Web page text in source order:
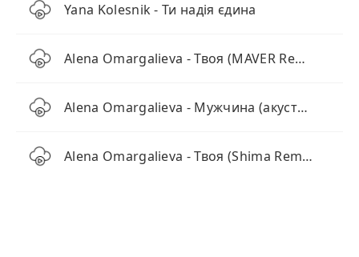
Yana Kolesnik - Ти надія єдина
Alena Omargalieva - Твоя (MAVER Remix)
Alena Omargalieva - Мужчина (акустична версія)
Alena Omargalieva - Твоя (Shima Remix)